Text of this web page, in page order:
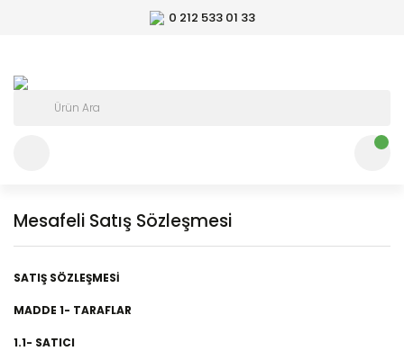
0 212 533 01 33
Mesafeli Satış Sözleşmesi
SATIŞ SÖZLEŞMESİ
MADDE 1- TARAFLAR
1.1- SATICI